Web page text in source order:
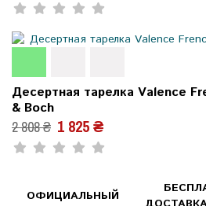
Десертная тарелка Valence
& Boch
2 808 ₴ 1 825 ₴
ОФИЦИАЛЬНЫЙ